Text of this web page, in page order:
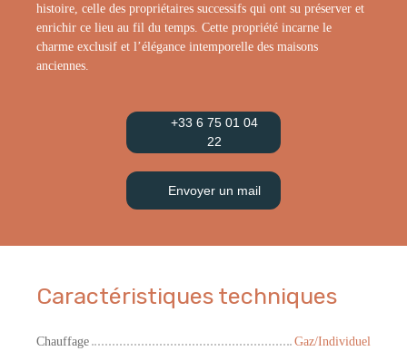
histoire, celle des propriétaires successifs qui ont su préserver et
enrichir ce lieu au fil du temps. Cette propriété incarne le
charme exclusif et l’élégance intemporelle des maisons
anciennes.
+33 6 75 01 04
22
Envoyer un mail
Caractéristiques techniques
Chauffage
Gaz/Individuel